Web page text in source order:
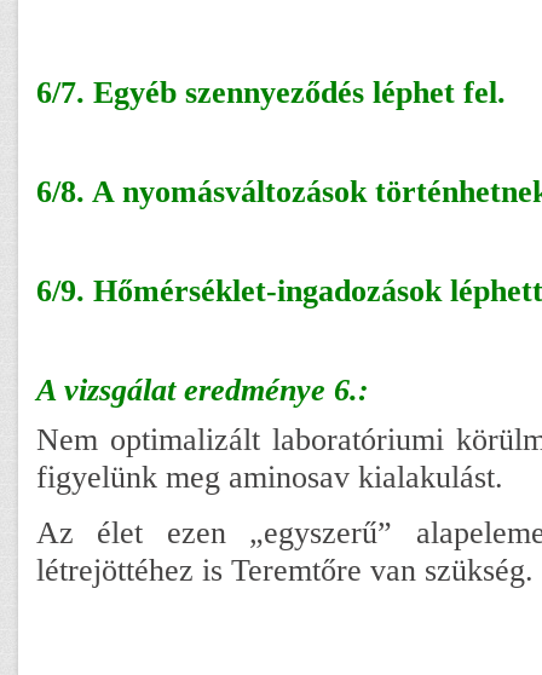
6/7. Egyéb szennyeződés léphet fel.
6/8. A nyomásváltozások
6/9. Hőmérséklet-ingadozások
A vizsgálat eredménye 6.:
Nem optimalizált laboratóriumi
figyelünk meg aminosav kialakulást.
Az élet ezen „egyszerű”
létrejöttéhez is Teremtőre van szükség.